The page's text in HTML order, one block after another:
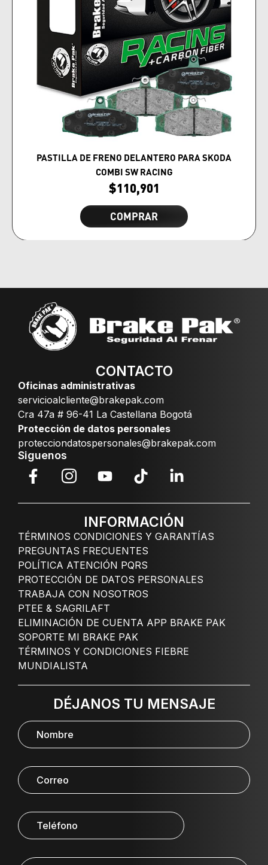
PASTILLA DE FRENO DELANTERO PARA SKODA
COMBI SW RACING
$110,901
COMPRAR
CONTACTO
Oficinas administrativas
servicioalcliente@brakepak.com
Cra 47a # 96-41 La Castellana Bogotá
Protección de datos personales
protecciondatospersonales@brakepak.com
Siguenos
INFORMACIÓN
TÉRMINOS CONDICIONES Y GARANTÍAS
PREGUNTAS FRECUENTES
POLÍTICA ATENCIÓN PQRS
PROTECCIÓN DE DATOS PERSONALES
TRABAJA CON NOSOTROS
PTEE & SAGRILAFT
ELIMINACIÓN DE CUENTA APP BRAKE PAK
SOPORTE MI BRAKE PAK
TÉRMINOS Y CONDICIONES FIEBRE
MUNDIALISTA
DÉJANOS TU MENSAJE